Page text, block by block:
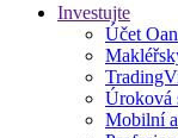
Investujte
Účet
Úroková
Mobilní